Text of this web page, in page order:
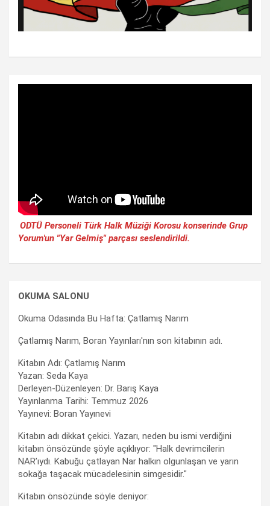
ODTÜ Personeli Türk Halk Müziği Korosu konserinde Grup
Yorum'un "Yar Gelmiş" parçası seslendirildi.
OKUMA SALONU
Okuma Odasında Bu Hafta: Çatlamış Narım
Çatlamış Narım, Boran Yayınları'nın son kitabının adı.
Kitabın Adı: Çatlamış Narım
Yazan: Seda Kaya
Derleyen-Düzenleyen: Dr. Barış Kaya
Yayınlanma Tarihi: Temmuz 2026
Yayınevi: Boran Yayınevi
Kitabın adı dikkat çekici. Yazarı, neden bu ismi verdiğini
kitabın önsözünde şöyle açıklıyor: "Halk devrimcilerin
NAR’ıydı. Kabuğu çatlayan Nar halkın olgunlaşan ve yarın
sokağa taşacak mücadelesinin simgesidir."
Kitabın önsözünde söyle deniyor: